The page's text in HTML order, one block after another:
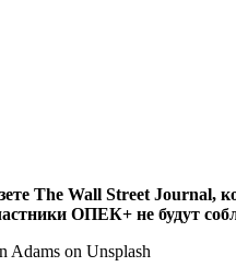
The Wall Street
ОПЕК+ не будут